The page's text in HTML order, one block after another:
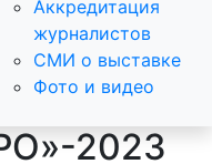
Аккредитация
журналистов
СМИ о выставке
Фото и видео
2023